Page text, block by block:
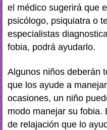
el médico sugerirá que
psicólogo, psiquiatra o
especialistas
fobia, podrá ayudarlo.
Algunos niños deberán
que los ayude a
ocasiones, un niño
modo manejar su fobia.
de relajación que lo